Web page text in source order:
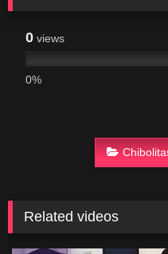
0 views
0%
Related videos